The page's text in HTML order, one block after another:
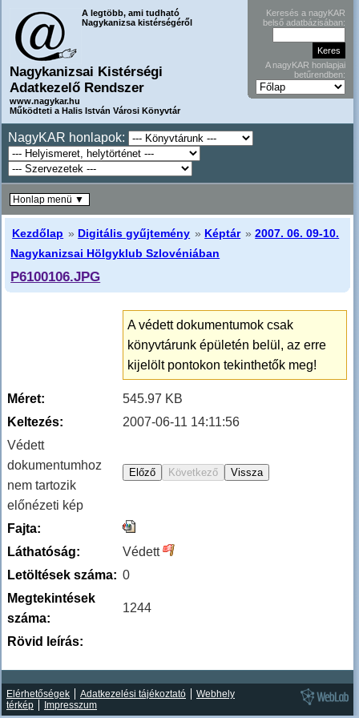
A legtöbb, ami tudható
Nagykanizsa kistérségéről
Nagykanizsai Kistérségi
Adatkezelő Rendszer
www.nagykar.hu
Működteti a Halis István Városi Könyvtár
Keresés a nagyKAR
belső adatbázisában:
A nagyKAR honlapjai
betűrendben:
NagyKAR honlapok:
Kezdőlap » Digitális gyűjtemény » Képtár »2007. 06. 09-10.
Nagykanizsai Hölgyklub Szlovéniában
P6100106.JPG
A védett dokumentumok csak
könyvtárunk épületén belül, az erre
kijelölt pontokon tekinthetők meg!
Méret:
545.97 KB
Keltezés:
2007-06-11 14:11:56
Védett
dokumentumhoz
nem tartozik
előnézeti kép
Fajta:
Láthatóság:
Védett
Letöltések száma: 0
Megtekintések
száma:
1244
Rövid leírás:
Honlap menü ▼
Elérhetőségek Adatkezelési tájékoztató
Webhely
térkép
Impresszum